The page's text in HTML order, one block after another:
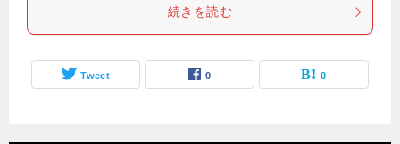
続きを読む
Tweet 0 0